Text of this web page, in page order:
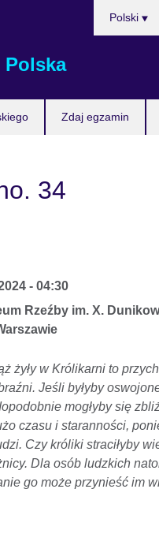
Polska
Zdaj egzamin
Polski
34
- 04:30
Rzeźby im. X.
żyły w Królikarni to
Jeśli byłyby
mogłyby się
czasu i staranności,
Czy króliki straciłyby
Dla osób ludzkich
go może przynieść im